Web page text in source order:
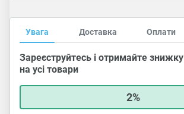
Увага Доставка Оплати
Зареєструйтесь і отримайте знижку
на усі товари
2%